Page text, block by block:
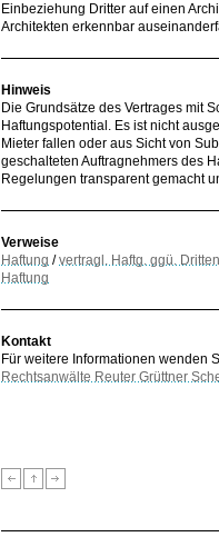
Einbeziehung Dritter auf einen
Architekten erkennbar
Hinweis
Die Grundsätze des Vertrages mit
Haftungspotential. Es ist nicht
Mieter fallen oder aus Sicht von
geschalteten Auftragnehmers des
Regelungen transparent gemacht
Verweise
Haftung /vertragl. Haftg. ggü. Dritten
Haftung
Kontakt
Für weitere Informationen wenden
Rechtsanwälte Reuter Grüttner